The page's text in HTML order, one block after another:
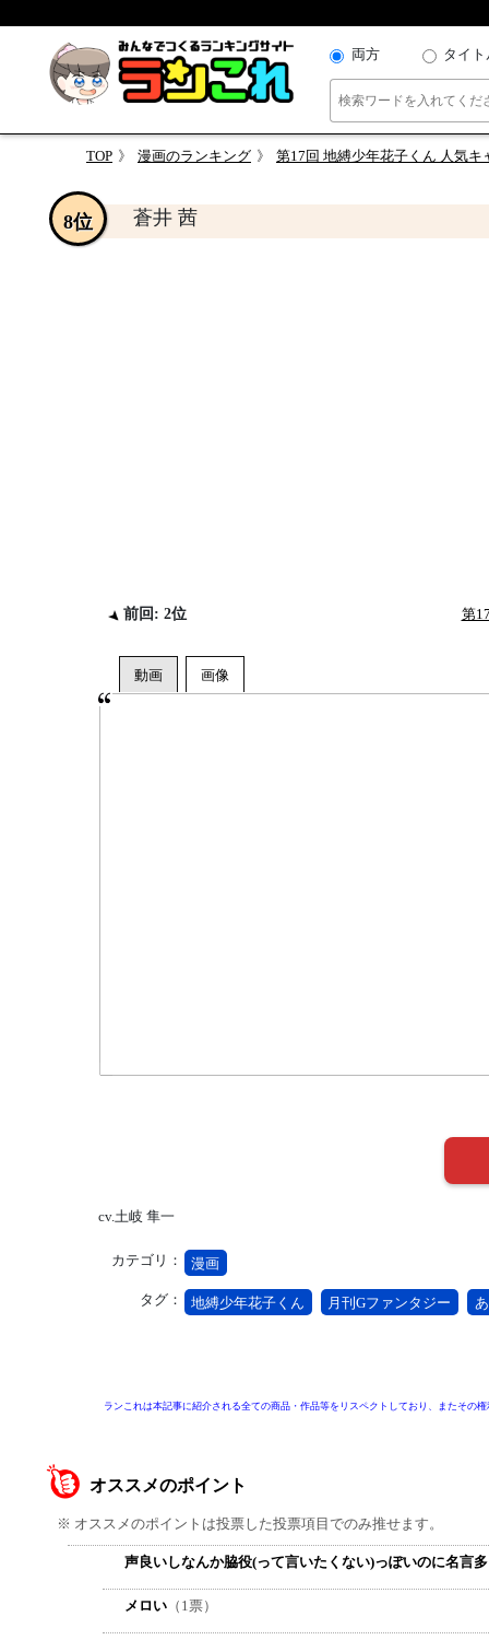
両方 タイト
TOP 漫画のランキング 第17回 地縛少年花子くん 人気キ
蒼井 茜
8位
前回: 2位 第
cv.土岐 隼一
カテゴリ： 漫画
タグ： 地縛少年花子くん 月刊Gファンタジー
ランこれは本記事に紹介される全ての商品・作品等をリスペクトしており、またその
オススメのポイント
※ オススメのポイントは投票した投票項目でのみ推せます。
声良いしなんか脇役(って言いたくない)っぽいのに名言
メロい （1票）